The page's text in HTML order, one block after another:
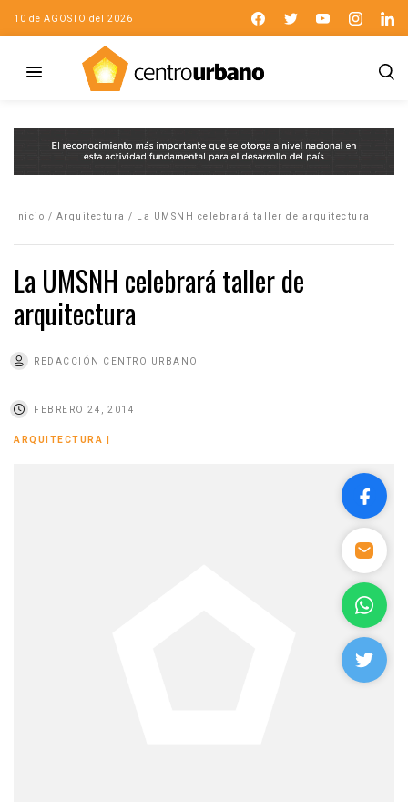
10 de AGOSTO del 2026
Inicio / Arquitectura / La UMSNH celebrará taller de arquitectura
La UMSNH celebrará taller de
arquitectura
REDACCIÓN CENTRO URBANO
FEBRERO 24, 2014
ARQUITECTURA